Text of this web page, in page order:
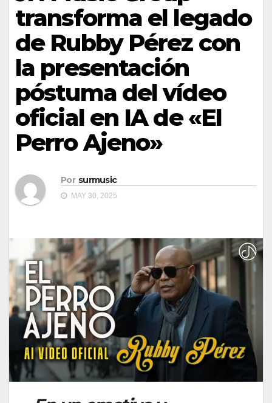
transforma el legado
de Rubby Pérez con
la presentación
póstuma del vídeo
oficial en IA de «El
Perro Ajeno»
Por surmusic
MAY 30, 2025